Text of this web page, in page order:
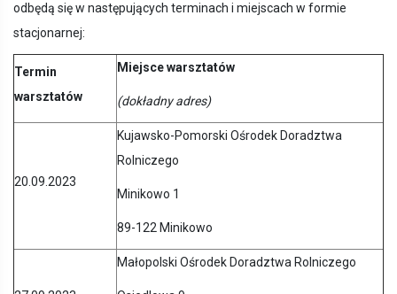
odbędą się w następujących terminach i miejscach w formie
stacjonarnej:
Termin
warsztatów
Miejsce warsztatów
(dokładny adres)
20.09.2023
Kujawsko-Pomorski Ośrodek Doradztwa
Rolniczego
Minikowo 1
89-122 Minikowo
Małopolski Ośrodek Doradztwa Rolniczego